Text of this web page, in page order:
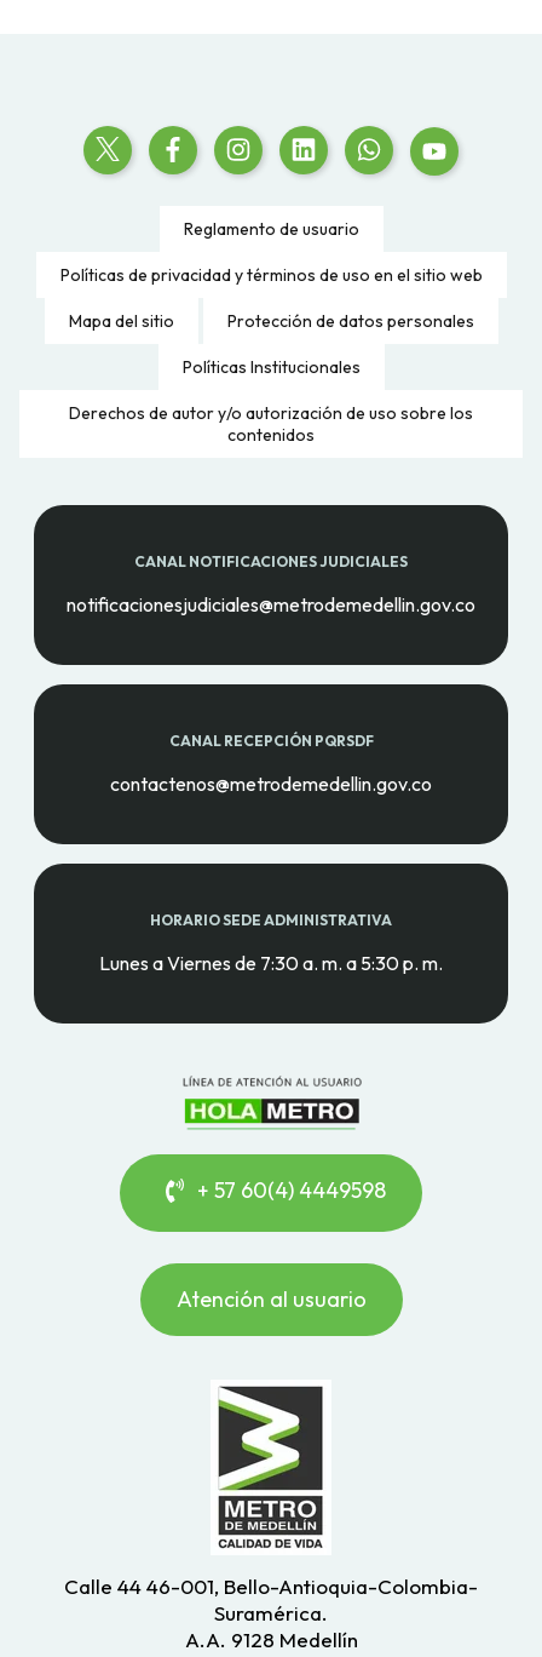
Reglamento de usuario
Políticas de privacidad y términos de uso en el sitio web
Mapa del sitio Protección de datos personales
Políticas Institucionales
Derechos de autor y/o autorización de uso sobre los
contenidos
CANAL NOTIFICACIONES JUDICIALES
notificacionesjudiciales@metrodemedellin.gov.co
CANAL RECEPCIÓN PQRSDF
contactenos@metrodemedellin.gov.co
HORARIO SEDE ADMINISTRATIVA
Lunes a Viernes de 7:30 a. m. a 5:30 p. m.
+ 57 60(4) 4449598
Atención al usuario
Calle 44 46-001, Bello-Antioquia-Colombia-
Suramérica.
A.A. 9128 Medellín